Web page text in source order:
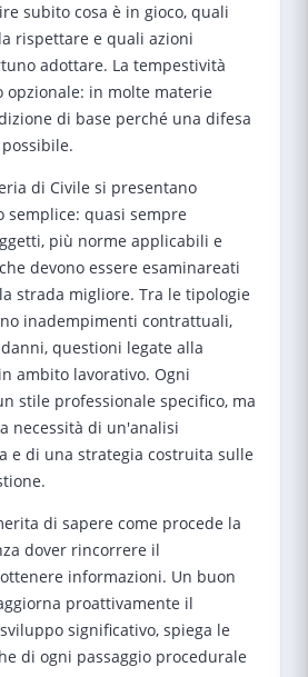
subito cosa è in gioco, quali
rispettare e quali azioni
adottare. La tempestività
opzionale: in molte materie
di base perché una difesa
di Civile si presentano
semplice: quasi sempre
più norme applicabili e
devono essere esaminareati
strada migliore. Tra le tipologie
inadempimenti contrattuali,
questioni legate alla
ambito lavorativo. Ogni
stile professionale specifico, ma
necessità di un'analisi
e di una strategia costruita sulle
di sapere come procede la
dover rincorrere il
informazioni. Un buon
proattivamente il
significativo, spiega le
di ogni passaggio procedurale